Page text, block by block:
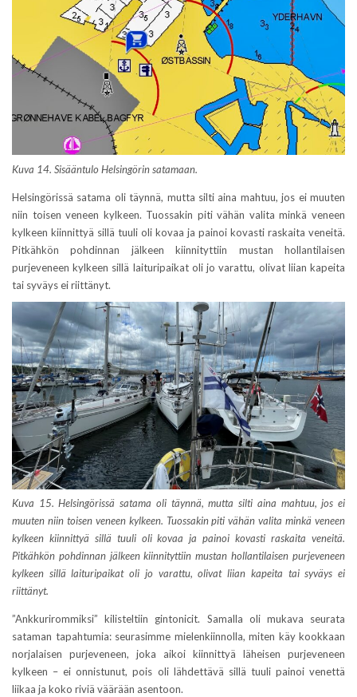
Kuva 14. Sisääntulo Helsingörin satamaan.
Helsingörissä satama oli täynnä, mutta silti aina mahtuu, jos ei muuten
niin toisen veneen kylkeen. Tuossakin piti vähän valita minkä veneen
kylkeen kiinnittyä sillä tuuli oli kovaa ja painoi kovasti raskaita veneitä.
Pitkähkön pohdinnan jälkeen kiinnityttiin mustan hollantilaisen
purjeveneen kylkeen sillä laituripaikat oli jo varattu, olivat liian kapeita
tai syväys ei riittänyt.
Kuva 15. Helsingörissä satama oli täynnä, mutta silti aina mahtuu, jos ei
muuten niin toisen veneen kylkeen. Tuossakin piti vähän valita minkä veneen
kylkeen kiinnittyä sillä tuuli oli kovaa ja painoi kovasti raskaita veneitä.
Pitkähkön pohdinnan jälkeen kiinnityttiin mustan hollantilaisen purjeveneen
kylkeen sillä laituripaikat oli jo varattu, olivat liian kapeita tai syväys ei
riittänyt.
”Ankkurirommiksi” kilisteltiin gintonicit. Samalla oli mukava seurata
sataman tapahtumia: seurasimme mielenkiinnolla, miten käy kookkaan
norjalaisen purjeveneen, joka aikoi kiinnittyä läheisen purjeveneen
kylkeen – ei onnistunut, pois oli lähdettävä sillä tuuli painoi venettä
liikaa ja koko riviä väärään asentoon.